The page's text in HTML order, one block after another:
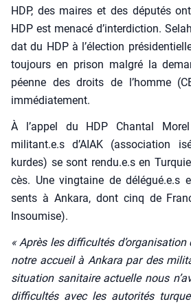
HDP, des maires et des dépu­tés
HDP est mena­cé d’interdiction.
dat du HDP à l’élection
tou­jours en pri­son mal­gré la
péenne des droits de l’homme
immé­dia­te­ment.
À l’ap­pel du HDP Chan­tal
militant.e.s d’AIAK (asso­cia­tion
kurdes) se sont rendu.e.s en
cès. Une ving­taine de délégué.e.s
sents à Anka­ra, dont cinq de
Insou­mise).
« Après les dif­fi­cul­tés
notre accueil à Anka­ra par des
situa­tion sani­taire actuelle nous
dif­fi­cul­tés avec les auto­ri­tés